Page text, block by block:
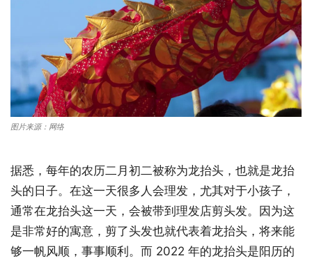
图片来源：网络
据悉，每年的农历二月初二被称为龙抬头，也就是龙抬
头的日子。在这一天很多人会理发，尤其对于小孩子，
通常在龙抬头这一天，会被带到理发店剪头发。因为这
是非常好的寓意，剪了头发也就代表着龙抬头，将来能
够一帆风顺，事事顺利。而 2022 年的龙抬头是阳历的